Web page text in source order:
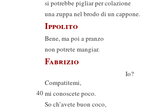
si potrebbe pigliar per colazione
una zuppa nel brodo di un cappone.
Ippolito
Bene, ma poi a pranzo
non potrete mangiar.
Fabrizio
Io?
Compatitemi,
40mi conoscete poco.
So ch’avete buon coco,